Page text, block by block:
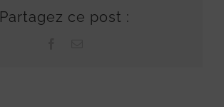
Partagez ce post :